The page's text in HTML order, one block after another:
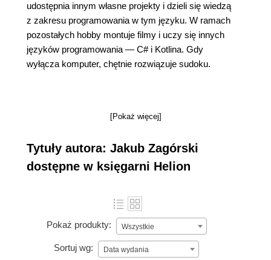
udostępnia innym własne projekty i dzieli się wiedzą
z zakresu programowania w tym języku. W ramach
pozostałych hobby montuje filmy i uczy się innych
języków programowania — C# i Kotlina. Gdy
wyłącza komputer, chętnie rozwiązuje sudoku.
[Pokaż więcej]
Tytuły autora: Jakub Zagórski
dostępne w księgarni Helion
Pokaż produkty: Wszystkie
Sortuj wg: Data wydania